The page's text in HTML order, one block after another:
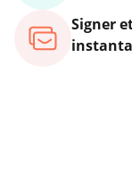
Signer